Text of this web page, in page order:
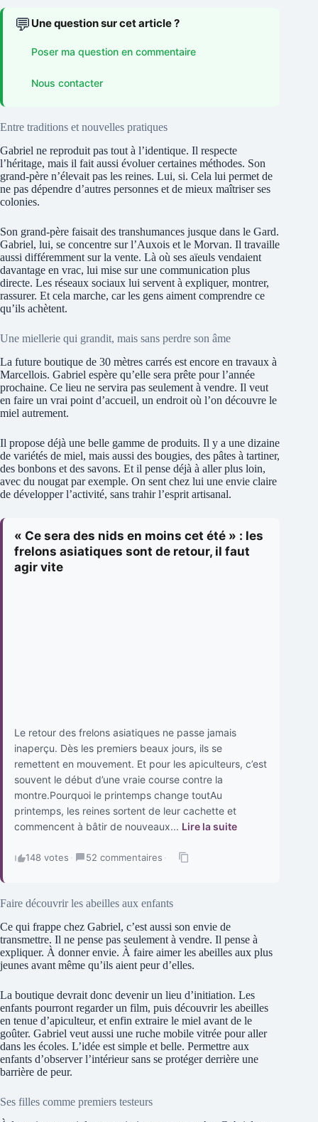
💬 Une question sur cet article ?
Poser ma question en commentaire
Nous contacter
Entre traditions et nouvelles pratiques
Gabriel ne reproduit pas tout à l’identique. Il respecte
l’héritage, mais il fait aussi évoluer certaines méthodes. Son
grand-père n’élevait pas les reines. Lui, si. Cela lui permet de
ne pas dépendre d’autres personnes et de mieux maîtriser ses
colonies.
Son grand-père faisait des transhumances jusque dans le Gard.
Gabriel, lui, se concentre sur l’Auxois et le Morvan. Il travaille
aussi différemment sur la vente. Là où ses aïeuls vendaient
davantage en vrac, lui mise sur une communication plus
directe. Les réseaux sociaux lui servent à expliquer, montrer,
rassurer. Et cela marche, car les gens aiment comprendre ce
qu’ils achètent.
Une miellerie qui grandit, mais sans perdre son âme
La future boutique de 30 mètres carrés est encore en travaux à
Marcellois. Gabriel espère qu’elle sera prête pour l’année
prochaine. Ce lieu ne servira pas seulement à vendre. Il veut
en faire un vrai point d’accueil, un endroit où l’on découvre le
miel autrement.
Il propose déjà une belle gamme de produits. Il y a une dizaine
de variétés de miel, mais aussi des bougies, des pâtes à tartiner,
des bonbons et des savons. Et il pense déjà à aller plus loin,
avec du nougat par exemple. On sent chez lui une envie claire
de développer l’activité, sans trahir l’esprit artisanal.
« Ce sera des nids en moins cet été » : les
frelons asiatiques sont de retour, il faut
agir vite
Le retour des frelons asiatiques ne passe jamais
inaperçu. Dès les premiers beaux jours, ils se
remettent en mouvement. Et pour les apiculteurs, c’est
souvent le début d’une vraie course contre la
montre.Pourquoi le printemps change toutAu
printemps, les reines sortent de leur cachette et
commencent à bâtir de nouveaux... Lire la suite
148 votes · 52 commentaires ·
Faire découvrir les abeilles aux enfants
Ce qui frappe chez Gabriel, c’est aussi son envie de
transmettre. Il ne pense pas seulement à vendre. Il pense à
expliquer. À donner envie. À faire aimer les abeilles aux plus
jeunes avant même qu’ils aient peur d’elles.
La boutique devrait donc devenir un lieu d’initiation. Les
enfants pourront regarder un film, puis découvrir les abeilles
en tenue d’apiculteur, et enfin extraire le miel avant de le
goûter. Gabriel veut aussi une ruche mobile vitrée pour aller
dans les écoles. L’idée est simple et belle. Permettre aux
enfants d’observer l’intérieur sans se protéger derrière une
barrière de peur.
Ses filles comme premiers testeurs